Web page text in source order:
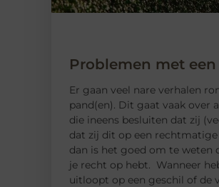
Problemen met
Er gaan veel nare verhalen
pand(en). Dit gaat vaak over
die ineens besluiten dat zij
dat zij dit op een
dan is het goed om te weten
je recht op hebt. Wanneer
uitloopt op een geschil of de